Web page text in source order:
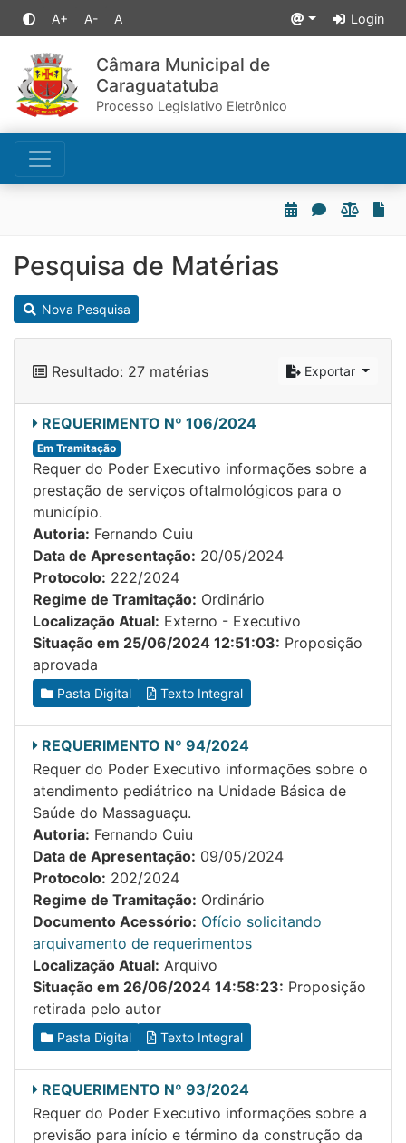
A+ A- A Login
Câmara Municipal de
Caraguatatuba
Processo Legislativo Eletrônico
Pesquisa de Matérias
Nova Pesquisa
Resultado: 27 matérias Exportar
REQUERIMENTO Nº 106/2024
Em Tramitação
Requer do Poder Executivo informações sobre a
prestação de serviços oftalmológicos para o
município.
Autoria: Fernando Cuiu
Data de Apresentação: 20/05/2024
Protocolo: 222/2024
Regime de Tramitação: Ordinário
Localização Atual: Externo - Executivo
Situação em 25/06/2024 12:51:03: Proposição
aprovada
Pasta Digital Texto Integral
REQUERIMENTO Nº 94/2024
Requer do Poder Executivo informações sobre o
atendimento pediátrico na Unidade Básica de
Saúde do Massaguaçu.
Autoria: Fernando Cuiu
Data de Apresentação: 09/05/2024
Protocolo: 202/2024
Regime de Tramitação: Ordinário
Documento Acessório: Ofício solicitando
arquivamento de requerimentos
Localização Atual: Arquivo
Situação em 26/06/2024 14:58:23: Proposição
retirada pelo autor
Pasta Digital Texto Integral
REQUERIMENTO Nº 93/2024
Requer do Poder Executivo informações sobre a
previsão para início e término da construção da